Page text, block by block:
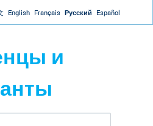
to navigation
English Français Русский Español
и